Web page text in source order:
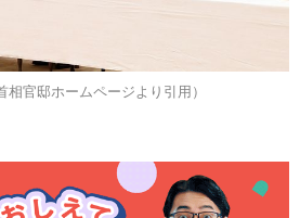
官邸ホームページより引用）